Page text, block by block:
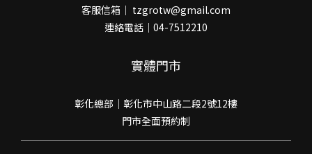
客服信箱｜ tzgrotw@gmail.com
連絡電話｜04-7512210
實體門市
彰化總部｜彰化市中山路二段2號12樓
門市全面預約制